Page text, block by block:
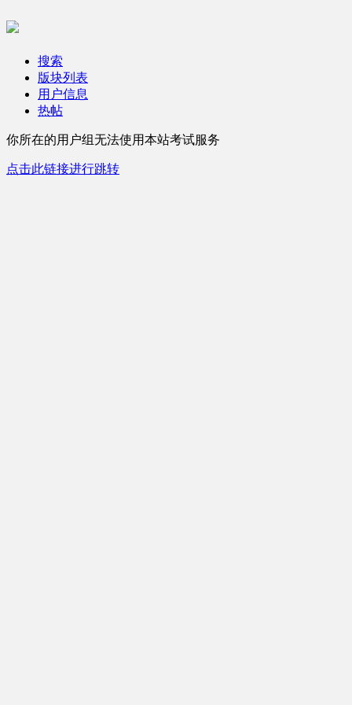
搜索
版块列表
用户信息
热帖
你所在的用户组无法使用本站考试服务
点击此链接进行跳转